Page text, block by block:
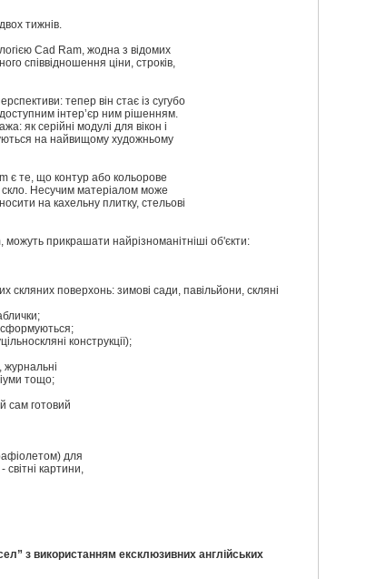
тижнів.
Cad Ram, жодна з відомих
співвідношення ціни, строків,
тепер він стає із сугубо
інтер’єр ним рішенням.
як серійні модулі для вікон і
на найвищому художньому
є те, що контур або кольорове
Несучим матеріалом може
на кахельну плитку, стельові
можуть прикрашати найрізноманітніші об'єкти:
скляних поверхонь: зимові сади, павільйони, скляні
конструкції);
журнальні
тощо;
сам готовий
для
світні картини,
з використанням ексклюзивних англійських